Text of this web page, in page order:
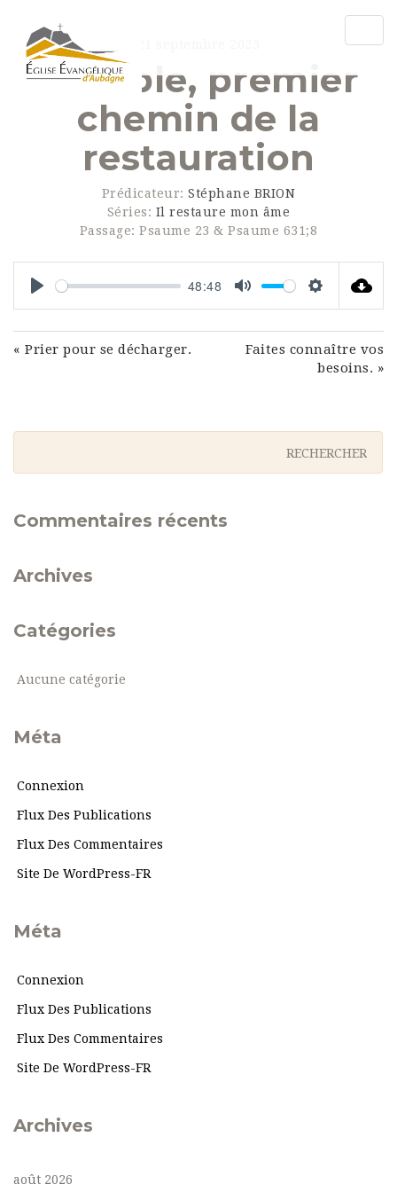
La table, premier
chemin de la
restauration
Prédicateur: Stéphane BRION
Séries: Il restaure mon âme
Passage: Psaume 23 & Psaume 631;8
Play
48:48
Mute Settings
« Prier pour se décharger.
Faites connaître vos
besoins. »
Commentaires récents
Archives
Catégories
Aucune catégorie
Méta
Connexion
Flux Des Publications
Flux Des Commentaires
Site De WordPress-FR
Méta
Connexion
Flux Des Publications
Flux Des Commentaires
Site De WordPress-FR
Archives
août 2026